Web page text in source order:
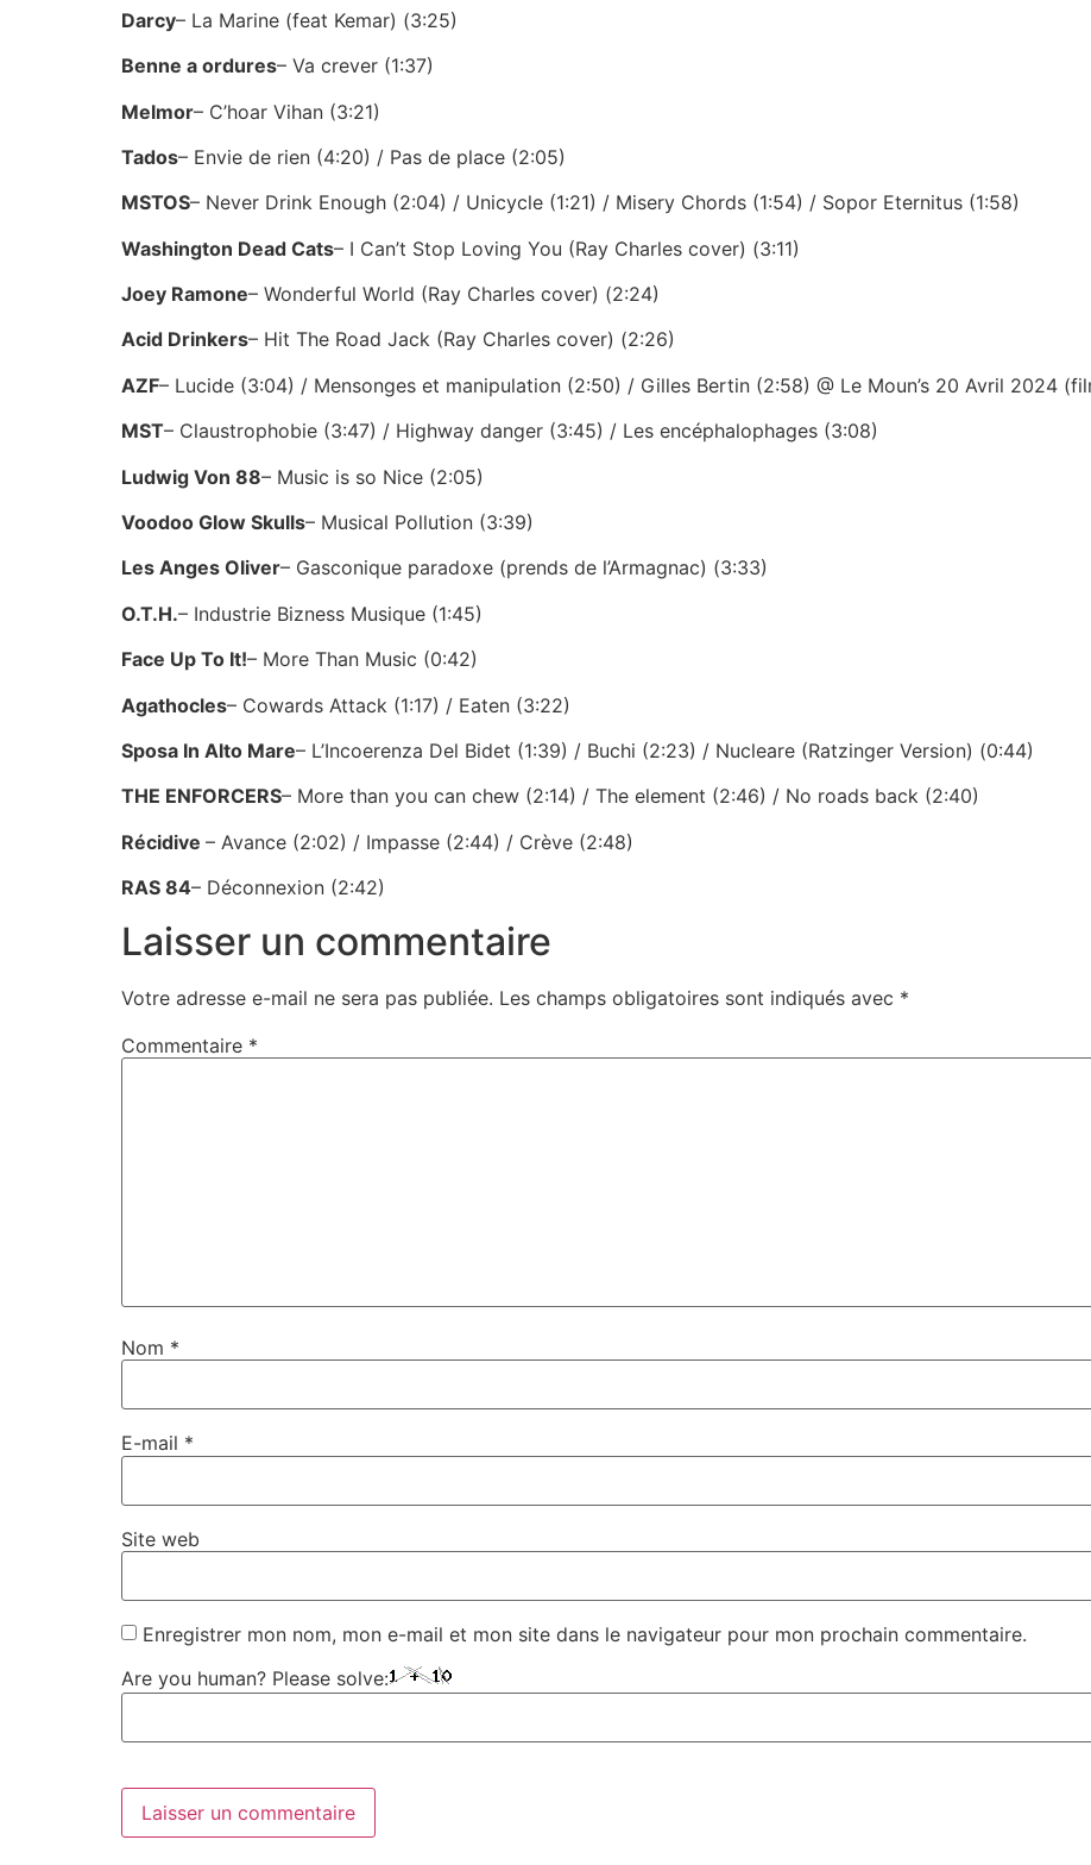
Darcy– La Marine (feat Kemar) (3:25)
Benne a ordures– Va crever (1:37)
Melmor– C’hoar Vihan (3:21)
Tados– Envie de rien (4:20) / Pas de place (2:05)
MSTOS– Never Drink Enough (2:04) / Unicycle (1:21) / Misery Chords (1:54) / Sopor Eternitus (1:58)
Washington Dead Cats– I Can’t Stop Loving You (Ray Charles cover) (3:11)
Joey Ramone– Wonderful World (Ray Charles cover) (2:24)
Acid Drinkers– Hit The Road Jack (Ray Charles cover) (2:26)
AZF– Lucide (3:04) / Mensonges et manipulation (2:50) / Gilles Bertin (2:58) @ Le Moun’s 20 Avril 2024
MST– Claustrophobie (3:47) / Highway danger (3:45) / Les encéphalophages (3:08)
Ludwig Von 88– Music is so Nice (2:05)
Voodoo Glow Skulls– Musical Pollution (3:39)
Les Anges Oliver– Gasconique paradoxe (prends de l’Armagnac) (3:33)
O.T.H.– Industrie Bizness Musique (1:45)
Face Up To It!– More Than Music (0:42)
Agathocles– Cowards Attack (1:17) / Eaten (3:22)
Sposa In Alto Mare– L’Incoerenza Del Bidet (1:39) / Buchi (2:23) / Nucleare (Ratzinger Version) (0:44)
THE ENFORCERS– More than you can chew (2:14) / The element (2:46) / No roads back (2:40)
Récidive – Avance (2:02) / Impasse (2:44) / Crève (2:48)
RAS 84– Déconnexion (2:42)
Laisser un commentaire
Votre adresse e-mail ne sera pas publiée. Les champs obligatoires sont indiqués avec *
Commentaire *
Nom *
E-mail *
Site web
Enregistrer mon nom, mon e-mail et mon site dans le navigateur pour mon prochain commentaire.
Are you human? Please solve: